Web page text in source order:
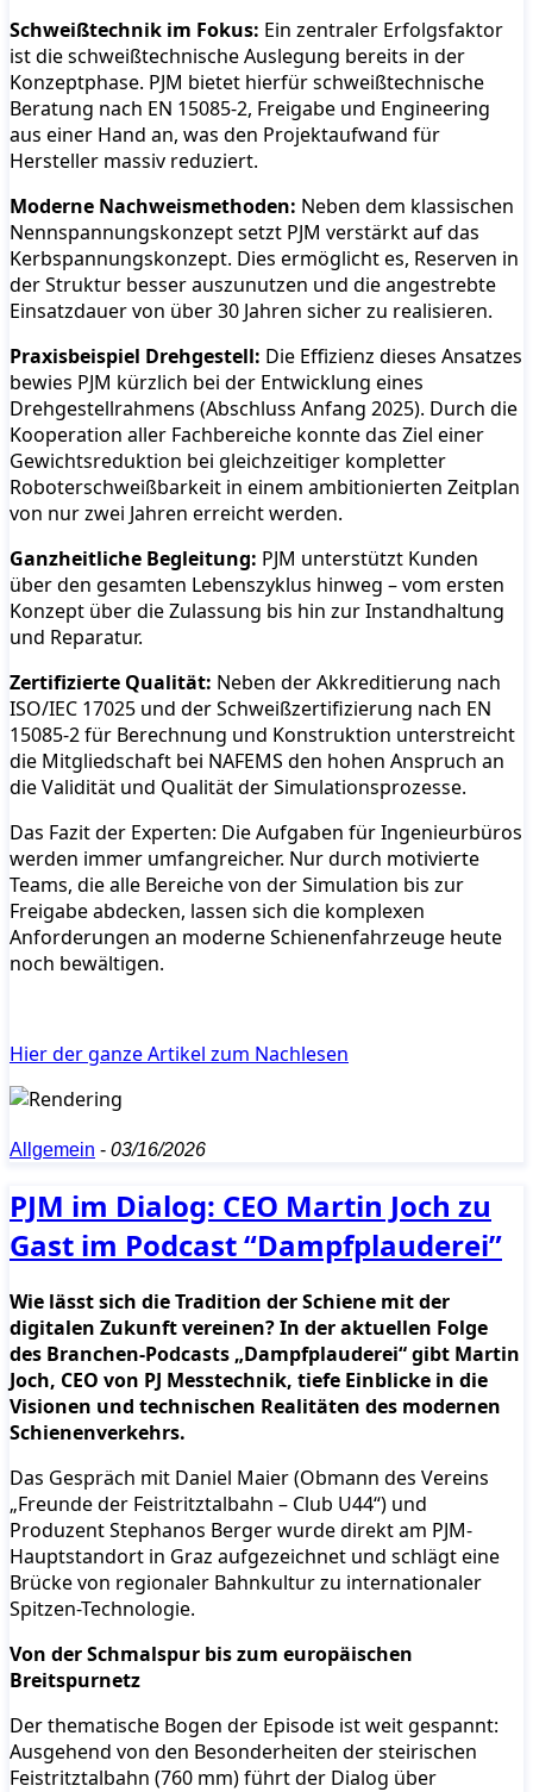
Schweißtechnik im Fokus: Ein zentraler Erfolgsfaktor
ist die schweißtechnische Auslegung bereits in der
Konzeptphase. PJM bietet hierfür schweißtechnische
Beratung nach EN 15085-2, Freigabe und Engineering
aus einer Hand an, was den Projektaufwand für
Hersteller massiv reduziert.
Moderne Nachweismethoden: Neben dem klassischen
Nennspannungskonzept setzt PJM verstärkt auf das
Kerbspannungskonzept. Dies ermöglicht es, Reserven in
der Struktur besser auszunutzen und die angestrebte
Einsatzdauer von über 30 Jahren sicher zu realisieren.
Praxisbeispiel Drehgestell: Die Effizienz dieses Ansatzes
bewies PJM kürzlich bei der Entwicklung eines
Drehgestellrahmens (Abschluss Anfang 2025). Durch die
Kooperation aller Fachbereiche konnte das Ziel einer
Gewichtsreduktion bei gleichzeitiger kompletter
Roboterschweißbarkeit in einem ambitionierten Zeitplan
von nur zwei Jahren erreicht werden.
Ganzheitliche Begleitung: PJM unterstützt Kunden
über den gesamten Lebenszyklus hinweg – vom ersten
Konzept über die Zulassung bis hin zur Instandhaltung
und Reparatur.
Zertifizierte Qualität: Neben der Akkreditierung nach
ISO/IEC 17025 und der Schweißzertifizierung nach EN
15085-2 für Berechnung und Konstruktion unterstreicht
die Mitgliedschaft bei NAFEMS den hohen Anspruch an
die Validität und Qualität der Simulationsprozesse.
Das Fazit der Experten: Die Aufgaben für Ingenieurbüros
werden immer umfangreicher. Nur durch motivierte
Teams, die alle Bereiche von der Simulation bis zur
Freigabe abdecken, lassen sich die komplexen
Anforderungen an moderne Schienenfahrzeuge heute
noch bewältigen.
Hier der ganze Artikel zum Nachlesen
Allgemein - 03/16/2026
PJM im Dialog: CEO Martin Joch zu
Gast im Podcast “Dampfplauderei”
Wie lässt sich die Tradition der Schiene mit der
digitalen Zukunft vereinen? In der aktuellen Folge
des Branchen-Podcasts „Dampfplauderei“ gibt Martin
Joch, CEO von PJ Messtechnik, tiefe Einblicke in die
Visionen und technischen Realitäten des modernen
Schienenverkehrs.
Das Gespräch mit Daniel Maier (Obmann des Vereins
„Freunde der Feistritztalbahn – Club U44“) und
Produzent Stephanos Berger wurde direkt am PJM-
Hauptstandort in Graz aufgezeichnet und schlägt eine
Brücke von regionaler Bahnkultur zu internationaler
Spitzen-Technologie.
Von der Schmalspur bis zum europäischen
Breitspurnetz
Der thematische Bogen der Episode ist weit gespannt:
Ausgehend von den Besonderheiten der steirischen
Feistritztalbahn (760 mm) führt der Dialog über